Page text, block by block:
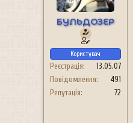
БУЛЬДОЗЕР
Користувач
Реєстрація
13.05.07
Повідомлення
491
Репутація
72